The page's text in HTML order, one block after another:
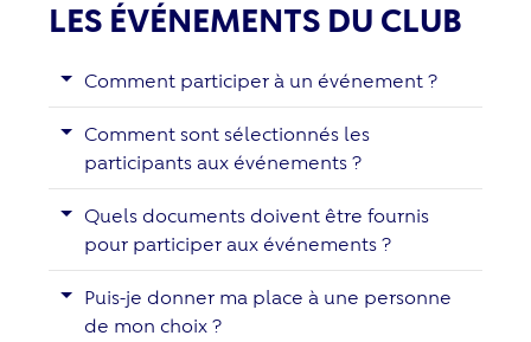
LES ÉVÉNEMENTS DU CLUB
Comment participer à un événement ?
Comment sont sélectionnés les
participants aux événements ?
Quels documents doivent être fournis
pour participer aux événements ?
Puis-je donner ma place à une personne
de mon choix ?